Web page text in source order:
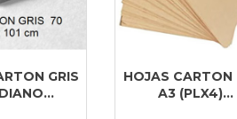
GRIS
HOJAS CARTON
A3 (PLX4)...